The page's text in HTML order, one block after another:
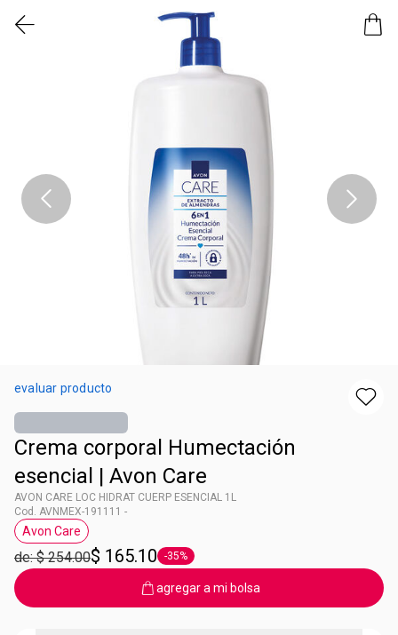
evaluar producto
Crema corporal Humectación
esencial | Avon Care
AVON CARE LOC HIDRAT CUERP ESENCIAL 1L
Cod. AVNMEX-191111 -
Etiqueta Avon Care
Avon Care
de: $ 254.00$ 165.10 Etiqueta -35%
-35%
agregar a mi bolsa